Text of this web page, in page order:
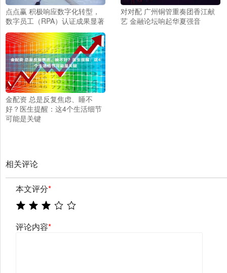
点点赢 积极响应数字化转型，
数字员工（RPA）认证成果显著
对对配 广州铜管重奏团香江献
艺 金融论坛响起华夏强音
金配资 总是反复焦虑、睡不
好？医生提醒：这4个生活细节
可能是关键
相关评论
本文评分*
评论内容*